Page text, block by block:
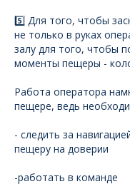
5️⃣ Для того, чтобы
не только в руках
залу для того, чтобы
моменты пещеры -
Работа оператора
пещере, ведь
- следить за
пещеру на доверии
-работать в команде